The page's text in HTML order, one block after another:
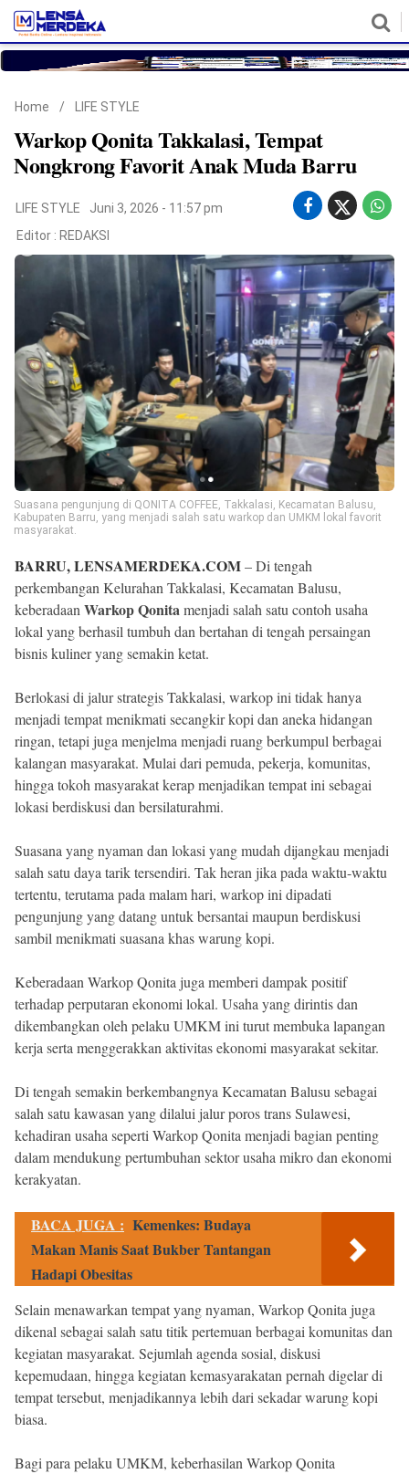
Copyright
2026
Lensa
Merdeka
Home / LIFE STYLE
Warkop Qonita Takkalasi, Tempat
Nongkrong Favorit Anak Muda Barru
LIFE STYLE
Juni 3, 2026 - 11:57 pm
Editor : REDAKSI
Suasana pengunjung di QONITA COFFEE, Takkalasi, Kecamatan Balusu,
Kabupaten Barru, yang menjadi salah satu warkop dan UMKM lokal favorit
masyarakat.
BARRU, LENSAMERDEKA.COM– Di tengah
perkembangan Kelurahan Takkalasi, Kecamatan Balusu,
keberadaanWarkop Qonitamenjadi salah satu contoh usaha
lokal yang berhasil tumbuh dan bertahan di tengah persaingan
bisnis kuliner yang semakin ketat.
Berlokasi di jalur strategis Takkalasi, warkop ini tidak hanya
menjadi tempat menikmati secangkir kopi dan aneka hidangan
ringan, tetapi juga menjelma menjadi ruang berkumpul berbagai
kalangan masyarakat. Mulai dari pemuda, pekerja, komunitas,
hingga tokoh masyarakat kerap menjadikan tempat ini sebagai
lokasi berdiskusi dan bersilaturahmi.
Suasana yang nyaman dan lokasi yang mudah dijangkau menjadi
salah satu daya tarik tersendiri. Tak heran jika pada waktu-waktu
tertentu, terutama pada malam hari, warkop ini dipadati
pengunjung yang datang untuk bersantai maupun berdiskusi
sambil menikmati suasana khas warung kopi.
Keberadaan Warkop Qonita juga memberi dampak positif
terhadap perputaran ekonomi lokal. Usaha yang dirintis dan
dikembangkan oleh pelaku UMKM ini turut membuka lapangan
kerja serta menggerakkan aktivitas ekonomi masyarakat sekitar.
Di tengah semakin berkembangnya Kecamatan Balusu sebagai
salah satu kawasan yang dilalui jalur poros trans Sulawesi,
kehadiran usaha seperti Warkop Qonita menjadi bagian penting
dalam mendukung pertumbuhan sektor usaha mikro dan ekonomi
kerakyatan.
BACA JUGA : Kemenkes: Budaya
Makan Manis Saat Bukber Tantangan
Hadapi Obesitas
Selain menawarkan tempat yang nyaman, Warkop Qonita juga
dikenal sebagai salah satu titik pertemuan berbagai komunitas dan
kegiatan masyarakat. Sejumlah agenda sosial, diskusi
kepemudaan, hingga kegiatan kemasyarakatan pernah digelar di
tempat tersebut, menjadikannya lebih dari sekadar warung kopi
biasa.
Bagi para pelaku UMKM, keberhasilan Warkop Qonita